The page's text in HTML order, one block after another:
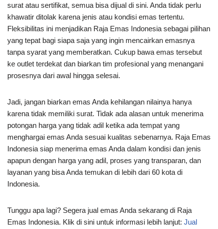
surat atau sertifikat, semua bisa dijual di sini. Anda tidak perlu
khawatir ditolak karena jenis atau kondisi emas tertentu.
Fleksibilitas ini menjadikan Raja Emas Indonesia sebagai pilihan
yang tepat bagi siapa saja yang ingin mencairkan emasnya
tanpa syarat yang memberatkan. Cukup bawa emas tersebut
ke outlet terdekat dan biarkan tim profesional yang menangani
prosesnya dari awal hingga selesai.
Jadi, jangan biarkan emas Anda kehilangan nilainya hanya
karena tidak memiliki surat. Tidak ada alasan untuk menerima
potongan harga yang tidak adil ketika ada tempat yang
menghargai emas Anda sesuai kualitas sebenarnya. Raja Emas
Indonesia siap menerima emas Anda dalam kondisi dan jenis
apapun dengan harga yang adil, proses yang transparan, dan
layanan yang bisa Anda temukan di lebih dari 60 kota di
Indonesia.
Tunggu apa lagi? Segera jual emas Anda sekarang di Raja
Emas Indonesia. Klik di sini untuk informasi lebih lanjut: Jual